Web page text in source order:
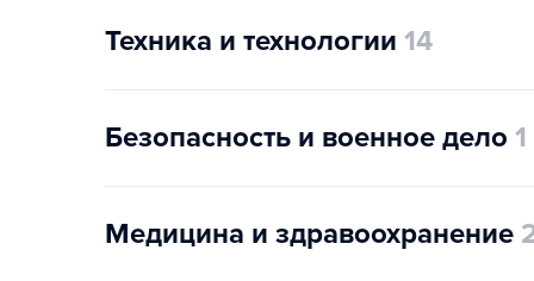
Техника и технологии 14
Безопасность и военное дело 1
Медицина и здравоохранение